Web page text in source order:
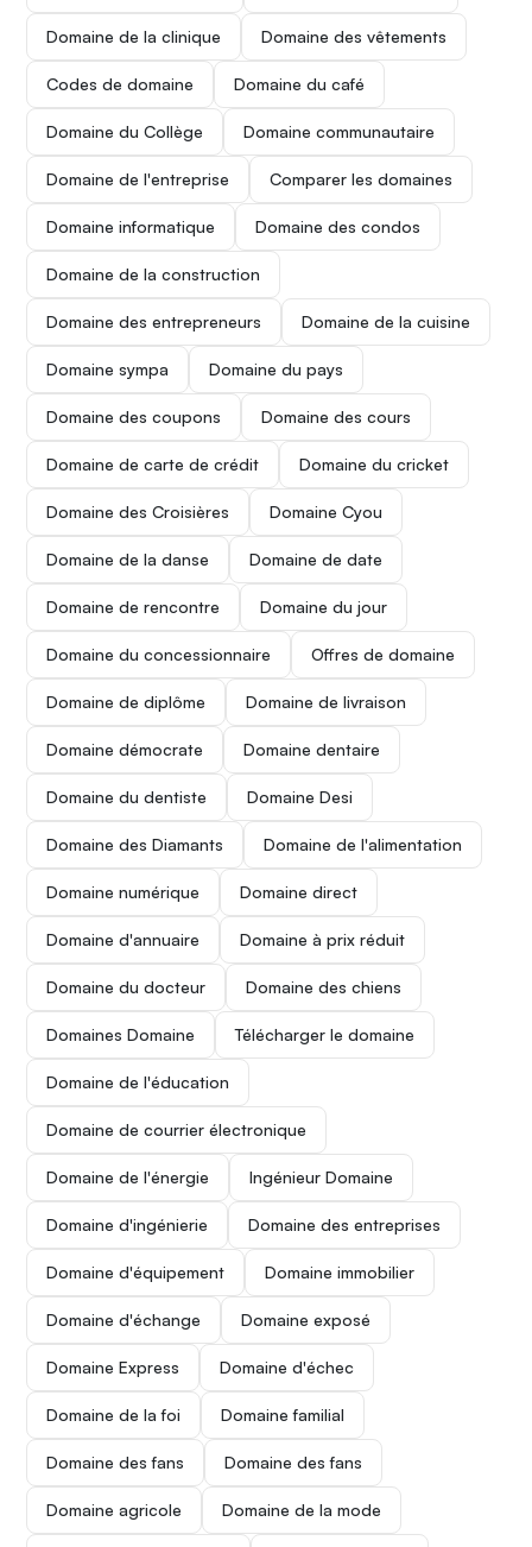
Domaine de la clinique Domaine des vêtements
Codes de domaine Domaine du café
Domaine du Collège Domaine communautaire
Domaine de l'entreprise Comparer les domaines
Domaine informatique Domaine des condos
Domaine de la construction
Domaine des entrepreneurs Domaine de la cuisine
Domaine sympa Domaine du pays
Domaine des coupons Domaine des cours
Domaine de carte de crédit Domaine du cricket
Domaine des Croisières Domaine Cyou
Domaine de la danse Domaine de date
Domaine de rencontre Domaine du jour
Domaine du concessionnaire Offres de domaine
Domaine de diplôme Domaine de livraison
Domaine démocrate Domaine dentaire
Domaine du dentiste Domaine Desi
Domaine des Diamants Domaine de l'alimentation
Domaine numérique Domaine direct
Domaine d'annuaire Domaine à prix réduit
Domaine du docteur Domaine des chiens
Domaines Domaine Télécharger le domaine
Domaine de l'éducation
Domaine de courrier électronique
Domaine de l'énergie Ingénieur Domaine
Domaine d'ingénierie Domaine des entreprises
Domaine d'équipement Domaine immobilier
Domaine d'échange Domaine exposé
Domaine Express Domaine d'échec
Domaine de la foi Domaine familial
Domaine des fans Domaine des fans
Domaine agricole Domaine de la mode